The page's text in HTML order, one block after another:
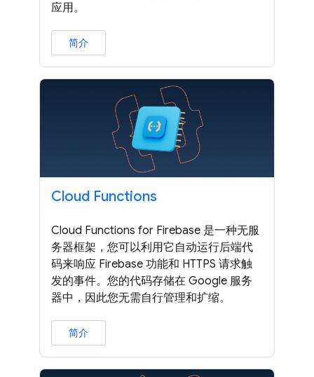
应用。
简介
Cloud Functions
Cloud Functions for Firebase 是一种无服
务器框架，您可以利用它自动运行后端代
码来响应 Firebase 功能和 HTTPS 请求触
发的事件。您的代码存储在 Google 服务
器中，因此您无需自行管理和扩缩。
简介